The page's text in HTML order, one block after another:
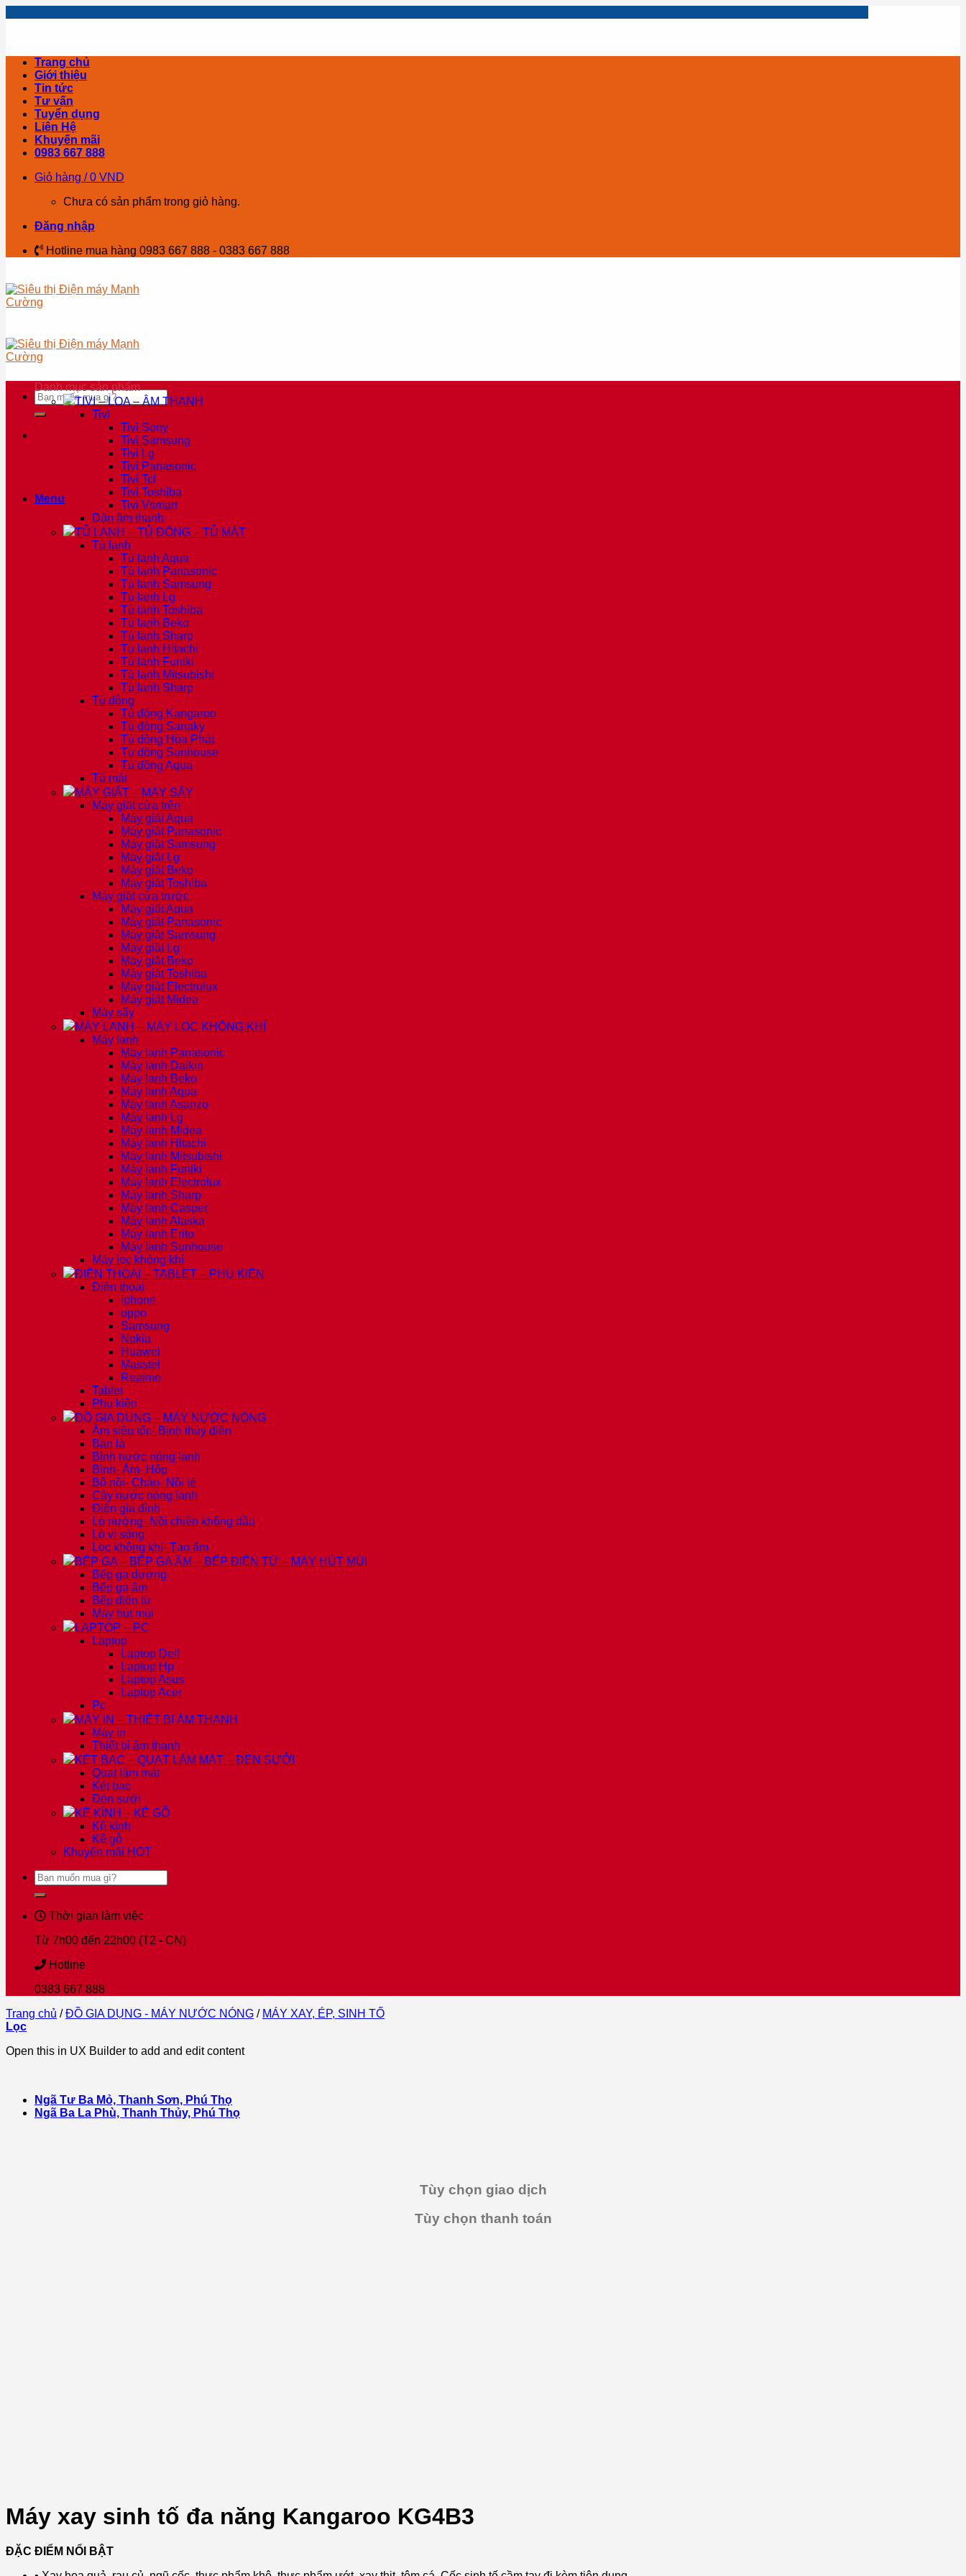
Trang chủ
Giới thiệu
Tin tức
Tư vấn
Tuyển dụng
Liên Hệ
Khuyến mãi
0983 667 888
Giỏ hàng /0 VND
Chưa có sản phẩm trong giỏ hàng.
Đăng nhập
Hotline mua hàng 0983 667 888 - 0383 667 888
Tìm
kiếm:
Menu
Danh mục sản phẩm
TIVI – LOA – ÂM THANH
Tivi
Tivi Sony
Tivi Samsung
Tivi Lg
Tivi Panasonic
Tivi Tcl
Tivi Toshiba
Tivi Vsmart
Dàn âm thanh
TỦ LẠNH – TỦ ĐÔNG – TỦ MÁT
Tủ lạnh
Tủ lạnh Aqua
Tủ lạnh Panasonic
Tủ lạnh Samsung
Tủ lạnh Lg
Tủ lạnh Toshiba
Tủ lạnh Beko
Tủ lạnh Sharp
Tủ lạnh Hitachi
Tủ lạnh Funiki
Tủ lạnh Mitsubishi
Tủ lạnh Sharp
Tủ đông
Tủ đông Kangaroo
Tủ đông Sanaky
Tủ đông Hòa Phát
Tủ đông Sunhouse
Tủ đông Aqua
Tủ mát
MÁY GIẶT – MÁY SẤY
Máy giặt cửa trên
Máy giặt Aqua
Máy giặt Panasonic
Máy giặt Samsung
Máy giặt Lg
Máy giặt Beko
Máy giặt Toshiba
Máy giặt cửa trước
Máy giặt Aqua
Máy giặt Panasonic
Máy giặt Samsung
Máy giặt Lg
Máy giặt Beko
Máy giặt Toshiba
Máy giặt Electrolux
Máy giặt Midea
Máy sấy
MÁY LẠNH – MÁY LỌC KHÔNG KHÍ
Máy lạnh
Máy lạnh Panasonic
Máy lạnh Daikin
Máy lạnh Beko
Máy lạnh Aqua
Máy lạnh Asanzo
Máy lạnh Lg
Máy lạnh Midea
Máy lạnh Hitachi
Máy lạnh Mitsubishi
Máy lạnh Funiki
Máy lạnh Electrolux
Máy lạnh Sharp
Máy lạnh Casper
Máy lạnh Alaska
Máy lạnh Erito
Máy lạnh Sunhouse
Máy lọc không khí
ĐIỆN THOẠI – TABLET – PHỤ KIỆN
Điện thoại
iphone
oppo
Samsung
Nokia
Huawei
Masstel
Realme
Tablet
Phụ kiện
ĐỒ GIA DỤNG – MÁY NƯỚC NÓNG
Ấm siêu tốc- Bình thủy điện
Bàn là
Bình nước nóng lạnh
Bình- Ấm- Hộp
Bộ nồi- Chảo- Nồi lẻ
Cây nước nóng lạnh
Điện gia đình
Lò nướng- Nồi chiên không dầu
Lò vi sóng
Lọc không khí- Tạo ẩm
BẾP GA – BẾP GA ÂM – BẾP ĐIỆN TỪ – MÁY HÚT MÙI
Bếp ga dương
Bếp ga âm
Bếp điện từ
Máy hút mùi
LAPTOP – PC
Laptop
Laptop Dell
Laptop Hp
Laptop Asus
Laptop Acer
Pc
MÁY IN – THIẾT BỊ ÂM THANH
Máy in
Thiết bị âm thanh
KÉT BẠC – QUẠT LÀM MÁT – ĐÈN SƯỞI
Quạt làm mát
Két bạc
Đèn sưởi
KỆ KÍNH – KỆ GỖ
Kệ kính
Kệ gỗ
Khuyến mãi HOT
Tìm
kiếm:
Thời gian làm việc
Từ 7h00 đến 22h00 (T2 - CN)
Hotline
0383 667 888
Trang chủ / ĐỒ GIA DỤNG - MÁY NƯỚC NÓNG / MÁY XAY, ÉP, SINH TỐ
Lọc
Open this in UX Builder to add and edit content
Ngã Tư Ba Mỏ, Thanh Sơn, Phú Thọ
Ngã Ba La Phù, Thanh Thủy, Phú Thọ
Tùy chọn giao dịch
Tùy chọn thanh toán
Máy xay sinh tố đa năng Kangaroo KG4B3
ĐẶC ĐIỂM NỔI BẬT